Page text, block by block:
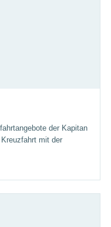
der Kapitan
mit der